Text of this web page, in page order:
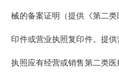
械的备案证明（提供《第二
印件或营业执照复印件。提
执照应有经营或销售第二类